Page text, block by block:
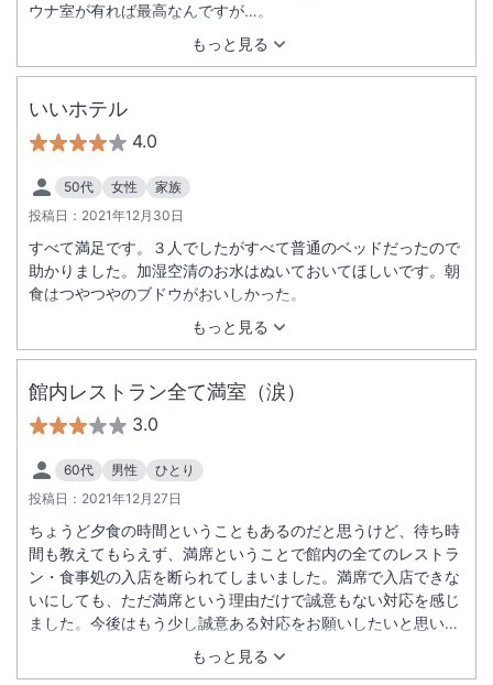
もっと見る
ウナ室が有れば最高なんですが…。
いいホテル
4.0
50代 女性
家族
投稿日： 2021年12月30日
もっと見る
すべて満足です。３人でしたがすべて普通のベッドだったので
助かりました。加湿空清のお水はぬいておいてほしいです。朝
食はつやつやのブドウがおいしかった。
館内レストラン全て満室（涙）
3.0
60代 男性
ひとり
投稿日： 2021年12月27日
もっと見る
ちょうど夕食の時間ということもあるのだと思うけど、待ち時
間も教えてもらえず、満席ということで館内の全てのレストラ
ン・食事処の入店を断られてしまいました。満席で入店できな
いにしても、ただ満席という理由だけで誠意もない対応を感じ
ました。今後はもう少し誠意ある対応をお願いしたいと思いま